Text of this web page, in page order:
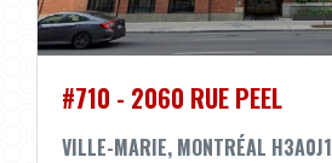
#710 - 2060 RUE PEEL
VILLE-MARIE, MONTRÉAL H3A0J1